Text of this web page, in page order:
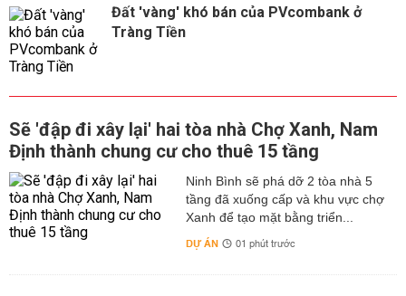
Đất 'vàng' khó bán của PVcombank ở
Tràng Tiền
Sẽ 'đập đi xây lại' hai tòa nhà Chợ Xanh, Nam
Định thành chung cư cho thuê 15 tầng
Ninh Bình sẽ phá dỡ 2 tòa nhà 5
tầng đã xuống cấp và khu vực chợ
Xanh để tạo mặt bằng triển...
DỰ ÁN 01 phút trước